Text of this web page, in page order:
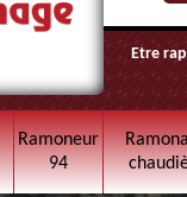
Etre
Ramoneur
94